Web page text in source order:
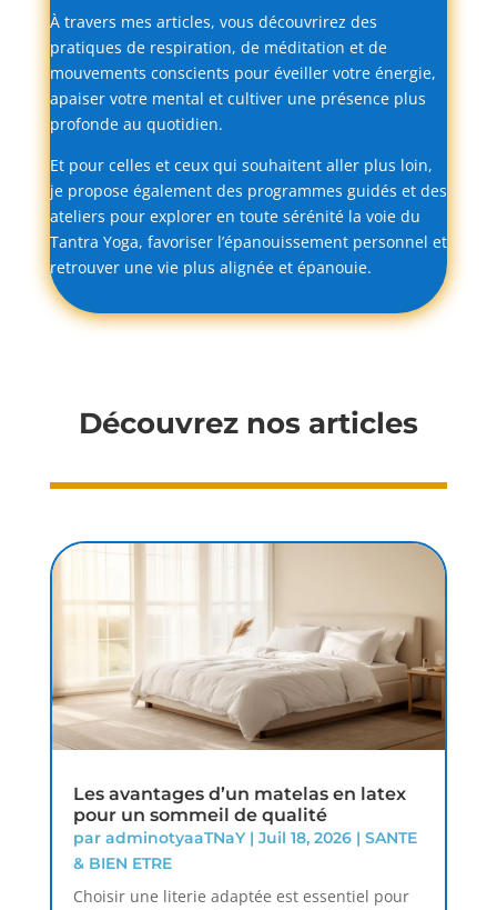
À travers mes articles, vous découvrirez des
pratiques de respiration, de méditation et de
mouvements conscients pour éveiller votre énergie,
apaiser votre mental et cultiver une présence plus
profonde au quotidien.
Et pour celles et ceux qui souhaitent aller plus loin,
je propose également des programmes guidés et des
ateliers pour explorer en toute sérénité la voie du
Tantra Yoga, favoriser l’épanouissement personnel et
retrouver une vie plus alignée et épanouie.
Découvrez nos articles
Les avantages d’un matelas en latex
pour un sommeil de qualité
par adminotyaaTNaY| Juil 18, 2026| SANTE
& BIEN ETRE
Choisir une literie adaptée est essentiel pour